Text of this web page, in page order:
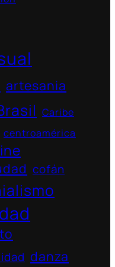
artesania
Caribe
centroamérica
cofán
danza